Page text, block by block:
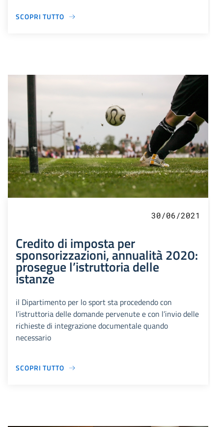
SCOPRI TUTTO
30/06/2021
Credito di imposta per
sponsorizzazioni, annualità 2020:
prosegue l’istruttoria delle
istanze
il Dipartimento per lo sport sta procedendo con
l’istruttoria delle domande pervenute e con l’invio delle
richieste di integrazione documentale quando
necessario
SCOPRI TUTTO